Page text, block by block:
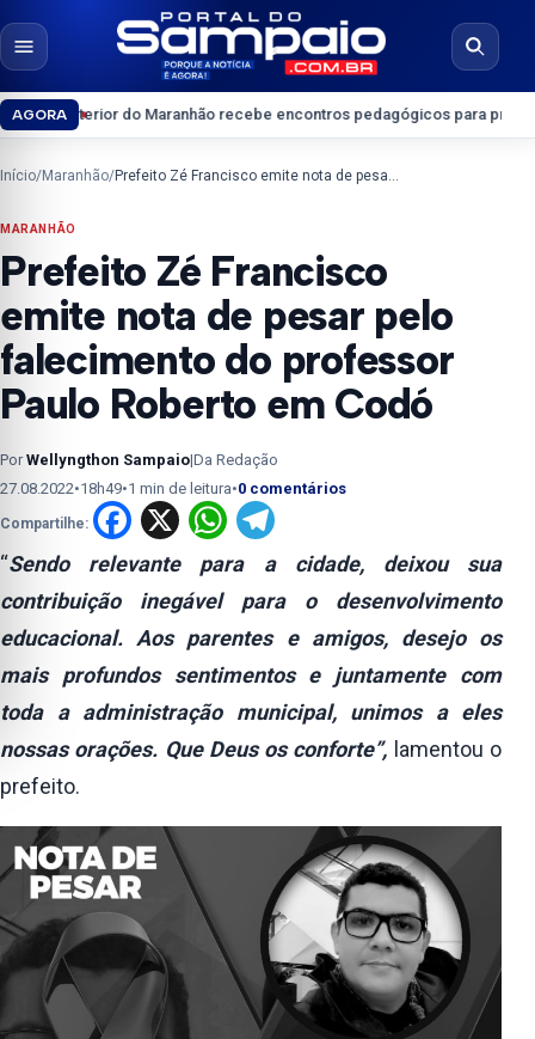
Pular para o conteúdo
Abrir menu
Abrir
AGORA
do Maranhão recebe encontros pedagógicos para professores do
Início/Maranhão/ Prefeito Zé Francisco emite nota de pesar pelo falecimento do professor Paulo Roberto em Codó
MARANHÃO
Prefeito Zé Francisco
emite nota de pesar pelo
falecimento do professor
Paulo Roberto em Codó
PorWellyngthon Sampaio|Da Redação
27.08.2022•18h49•1 min de leitura•0 comentários
Compartilhe: Facebook
X WhatsApp
“Sendo relevante para a cidade, deixou sua
contribuição inegável para o desenvolvimento
educacional. Aos parentes e amigos, desejo os
mais profundos sentimentos e juntamente com
toda a administração municipal, unimos a eles
nossas orações. Que Deus os conforte”, lamentou o
prefeito.